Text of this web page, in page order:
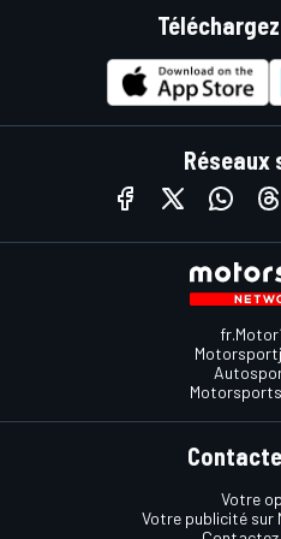
Réseaux
Votre
Votre publicité sur